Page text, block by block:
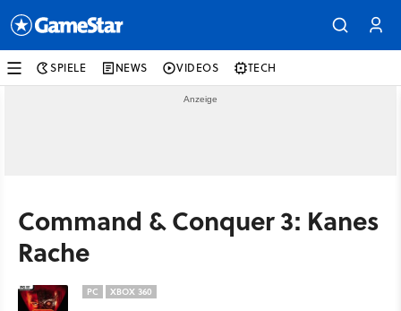
SPIELE NEWS VIDEOS TECH
Command & Conquer 3: Kanes
Rache
PC XBOX 360